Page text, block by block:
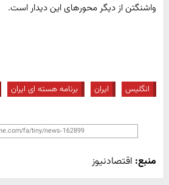
واشنگتن از دیگر محورهای این دیدار است.
انگلیس ایران برنامه هسته ای ایران
منبع: اقتصادنیوز